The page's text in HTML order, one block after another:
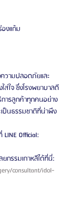
องแก้ม
วามปลอดภัยและ
ส่ใจ ซึ่งโรงพยาบาลดี
การลูกค้าทุกคนอย่าง
ป็นธรรมชาติที่น่าพึง
Official:
กรรมเกาหลีได้ที่นี่:
consultant/idol-